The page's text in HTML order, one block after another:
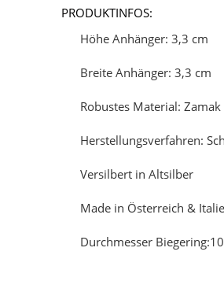
PRODUKTINFOS:
Höhe Anhänger: 3,3 cm
Breite Anhänger: 3,3 cm
Robustes Material:
Herstellungsverfahren:
Versilbert in Altsilber
Made in Österreich &
Durchmesser